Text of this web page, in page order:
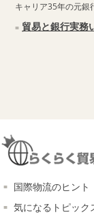
キャリア35年の元銀
貿易と銀行実務
国際物流のヒント
気になるトピック